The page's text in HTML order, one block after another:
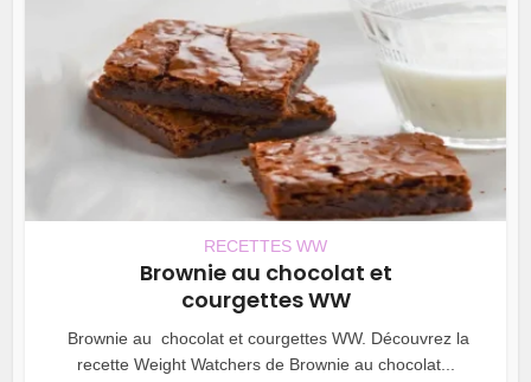
RECETTES WW
Brownie au chocolat et
courgettes WW
Brownie au chocolat et courgettes WW. Découvrez la
recette Weight Watchers de Brownie au chocolat...